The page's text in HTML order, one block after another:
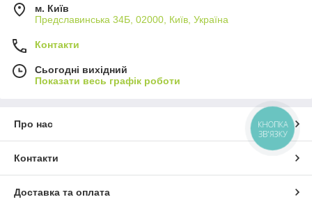
м. Київ
Предславинська 34Б, 02000, Київ, Україна
Контакти
Сьогодні вихідний
Показати весь графік роботи
Про нас
Контакти
Доставка та оплата
КНОПКА
ЗВ'ЯЗКУ